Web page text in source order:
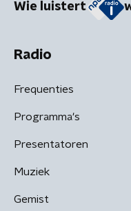
Wie luistert
Radio
Frequenties
Programma's
Presentatoren
Muziek
Gemist